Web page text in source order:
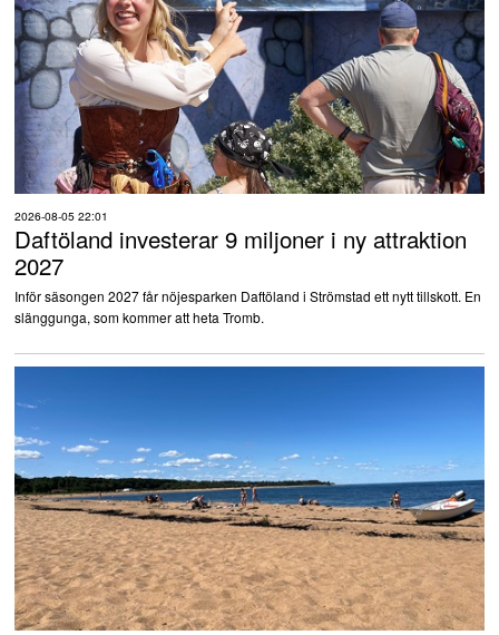
2026-08-05 22:01
Daftöland investerar 9 miljoner i ny attraktion
2027
Inför säsongen 2027 får nöjesparken Daftöland i Strömstad ett nytt tillskott. En
slänggunga, som kommer att heta Tromb.